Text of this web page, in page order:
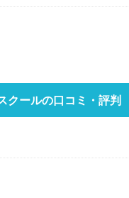
クールの口コミ・評判